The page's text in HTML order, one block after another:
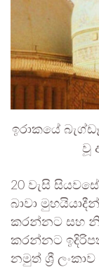
ඉරාකයේ
වූ
20 වැසි
බාවා
කරන්නට සහ
කරන්නට
නමුත් ශ්‍රී